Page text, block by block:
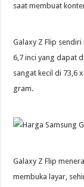
saat membuat
Galaxy Z Flip
6,7 inci yang dapat
sangat kecil di 73,6
gram.
Galaxy Z Flip
membuka layar,